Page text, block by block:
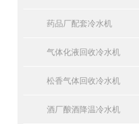
药品厂配套冷水机
气体化液回收冷水机
松香气体回收冷水机
酒厂酿酒降温冷水机